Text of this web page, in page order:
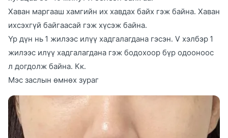
Хаван маргааш хамгийн их хавдах байх гэж байна. Хаван
ихсэхгүй байгаасай гэж хүсэж байна.
Үр дүн нь 1 жилээс илүү хадгалагдана гэсэн. V хэлбэр 1
жилээс илүү хадгалагдана гэж бодохоор бүр одооноос
л догдолж байна. Кк.
Мэс заслын өмнөх зураг